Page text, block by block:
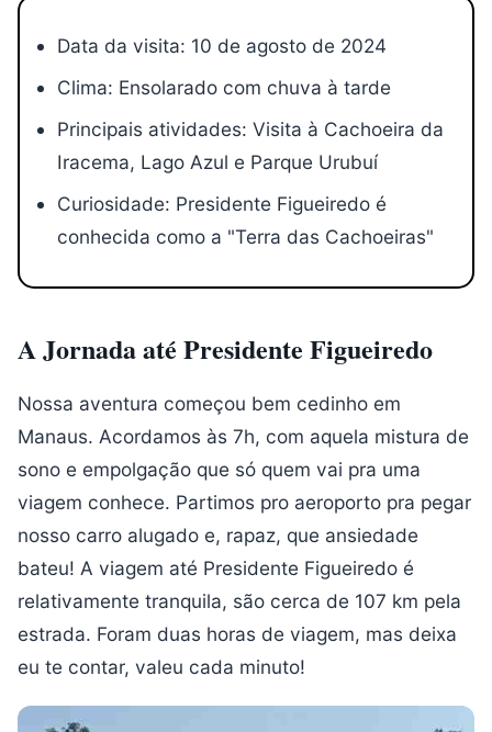
Data da visita: 10 de agosto de 2024
Clima: Ensolarado com chuva à tarde
Principais atividades: Visita à Cachoeira da
Iracema, Lago Azul e Parque Urubuí
Curiosidade: Presidente Figueiredo é
conhecida como a "Terra das Cachoeiras"
A Jornada até Presidente Figueiredo
Nossa aventura começou bem cedinho em
Manaus. Acordamos às 7h, com aquela mistura de
sono e empolgação que só quem vai pra uma
viagem conhece. Partimos pro aeroporto pra pegar
nosso carro alugado e, rapaz, que ansiedade
bateu! A viagem até Presidente Figueiredo é
relativamente tranquila, são cerca de 107 km pela
estrada. Foram duas horas de viagem, mas deixa
eu te contar, valeu cada minuto!